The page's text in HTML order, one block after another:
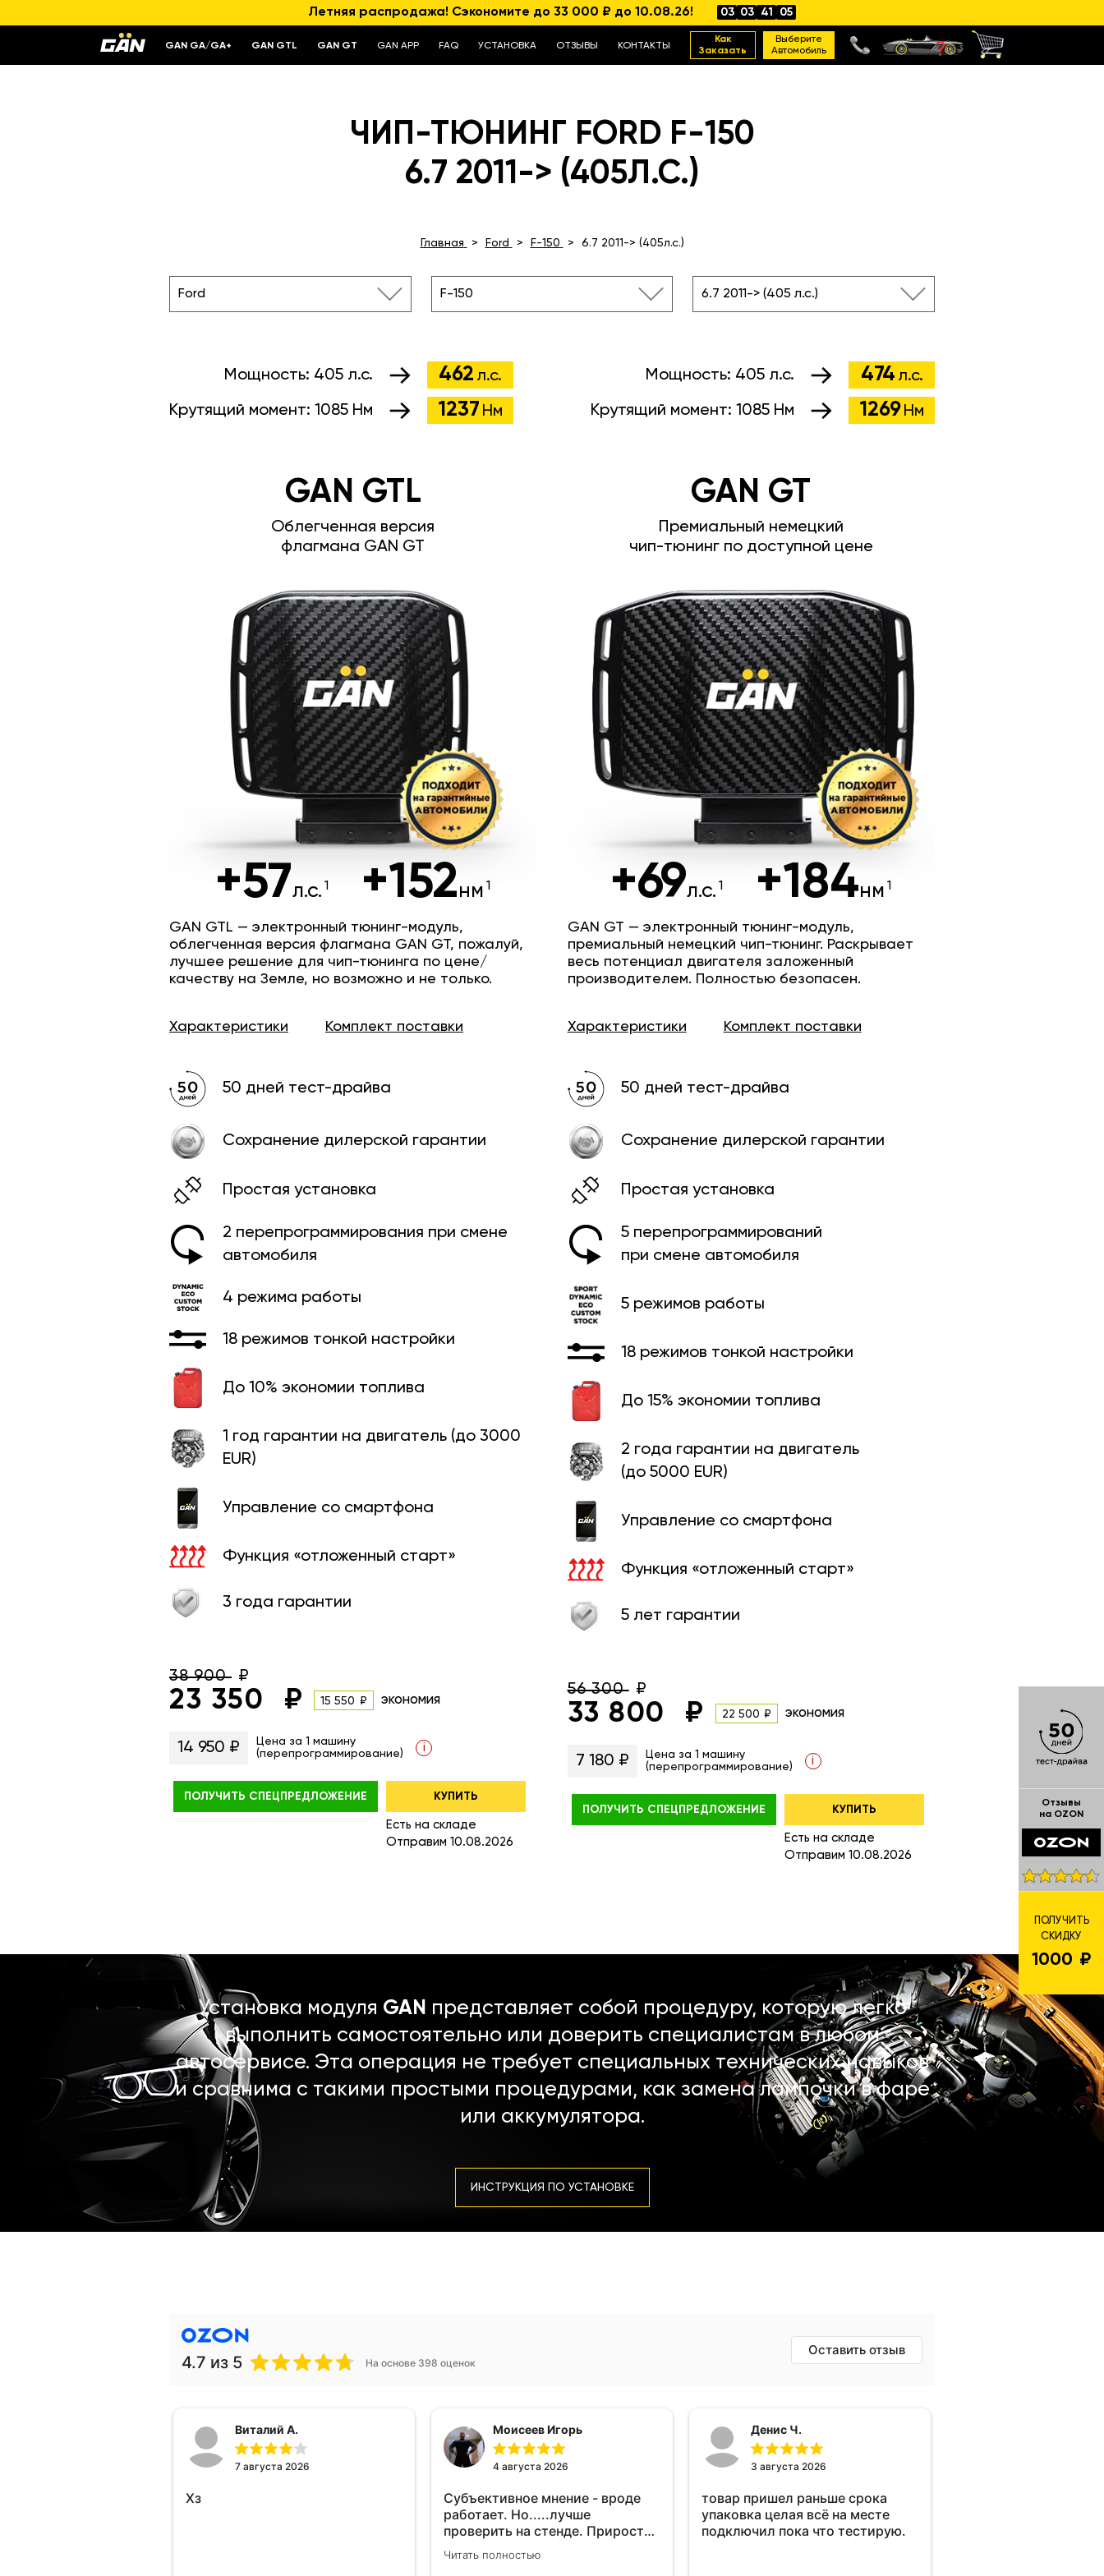
Летняя распродажа! Сэкономите до 33 000 ₽ до 10.08.26! 03 03 41 04
GAN GA/GA+ GAN GTL GAN GT GAN APP FAQ УСТАНОВКА ОТЗЫВЫ КОНТАКТЫ
Как
Заказать
Выберите
Автомобиль
ЧИП-ТЮНИНГ FORD F-150
6.7 2011-> (405Л.С.)
Главная Ford F-150 6.7 2011-> (405л.с.)
Ford F-150 6.7 2011-> (405 л.с.)
Мощность: 405 л.с. 474 л.с.
Крутящий момент: 1085 Нм 1269 Нм
Мощность: 405 л.с. 462 л.с.
Крутящий момент: 1085 Нм 1237 Нм
GAN GT
Премиальный немецкий
чип-тюнинг по доступной цене
+69л.с. +184нм
GAN GT — электронный тюнинг-модуль,
премиальный немецкий чип-тюнинг. Раскрывает
весь потенциал двигателя заложенный
производителем. Полностью безопасен.
Характеристики Комплект поставки
50 дней тест-драйва
Сохранение дилерской гарантии
Простая установка
5 перепрограмми­рований
при смене автомобиля
5 режимов работы
18 режимов тонкой настройки
До 15% экономии топлива
2 года гарантии на двигатель
(до 5000 EUR)
Управление со смартфона
Функция «отложенный старт»
5 лет гарантии
56 300
33 800 22 500 экономия
7 180 ₽
Цена за 1 машину
(перепрограммирование)
i
ПОЛУЧИТЬ СПЕЦПРЕДЛОЖЕНИЕ КУПИТЬ
Есть на складе
Отправим 10.08.2026
GAN GTL
Облегченная версия
флагмана GAN GT
+57л.с. +152нм
GAN GTL — электронный тюнинг-модуль,
облегченная версия флагмана GAN GT, пожалуй,
лучшее решение для чип-тюнинга по цене/
качеству на Земле, но возможно и не только.
Характеристики Комплект поставки
50 дней тест-драйва
Сохранение дилерской гарантии
Простая установка
2 перепрограммирования при смене
автомобиля
4 режима работы
18 режимов тонкой настройки
До 10% экономии топлива
1 год гарантии на двигатель (до 3000
EUR)
Управление со смартфона
Функция «отложенный старт»
3 года гарантии
38 900
23 350 15 550 экономия
14 950 ₽
Цена за 1 машину
(перепрограммирование)
i
ПОЛУЧИТЬ СПЕЦПРЕДЛОЖЕНИЕ КУПИТЬ
Есть на складе
Отправим 10.08.2026
Установка модуля GAN представляет собой процедуру, которую легко
выполнить самостоятельно или доверить специалистам в любом
автосервисе. Эта операция не требует специальных технических навыков
и сравнима с такими простыми процедурами, как замена лампочки в фаре
или аккумулятора.
ИНСТРУКЦИЯ ПО УСТАНОВКЕ
4.7 из 5 На основе 398 оценок
Оставить отзыв
Виталий А.
7 августа 2026
Хз
Моисеев Игорь
4 августа 2026
Субъективное мнение - вроде
работает. Но.....лучше
проверить на стенде. Прирост
10-12% "на глаз" уловить очень
сложно. Покатаюсь, потом
Читать полностью
Денис Ч.
3 августа 2026
товар пришел раньше срока
упаковка целая всё на месте
подключил пока что тестирую.
Отзывы
на OZON
ПОЛУЧИТЬ
СКИДКУ
1000